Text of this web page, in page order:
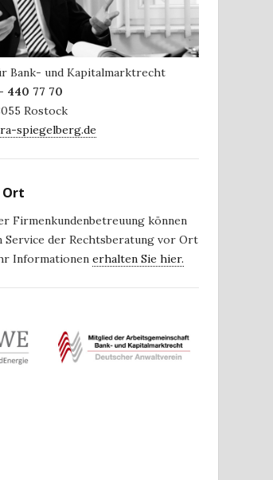
Bank- und Kapitalmarktrecht
440 77 70
Rostock
spiegelberg.de
Ort
Firmenkundenbetreuung können
Service der Rechtsberatung vor Ort
Informationen erhalten Sie hier.